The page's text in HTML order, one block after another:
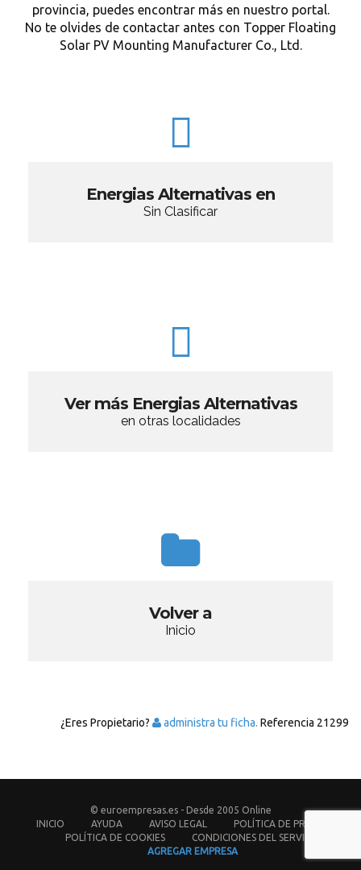
provincia, puedes encontrar más en nuestro portal.
No te olvides de contactar antes con Topper Floating
Solar PV Mounting Manufacturer Co., Ltd.
Energias Alternativas en
Sin Clasificar
Ver más Energias Alternativas
en otras localidades
Volver a
Inicio
¿Eres Propietario? administra tu ficha. Referencia 21299
© euroempresas.es - Desde 2005 Online
INICIO
AYUDA AVISO LEGAL
POLÍTICA DE PRIVACIDAD
POLÍTICA DE COOKIES
CONDICIONES DEL SERVICIO
AGREGAR EMPRESA